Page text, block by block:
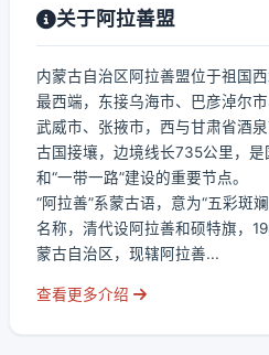
关于阿拉善盟
内蒙古自治区阿拉善盟位于祖国
最西端，东接乌海市、巴彦淖尔
武威市、张掖市，西与甘肃省酒
古国接壤，边境线长735公里，
和“一带一路”建设的重要节点。
“阿拉善”系蒙古语，意为“五彩斑
名称，清代设阿拉善和硕特旗，
蒙古自治区，现辖阿拉善...
查看更多介绍